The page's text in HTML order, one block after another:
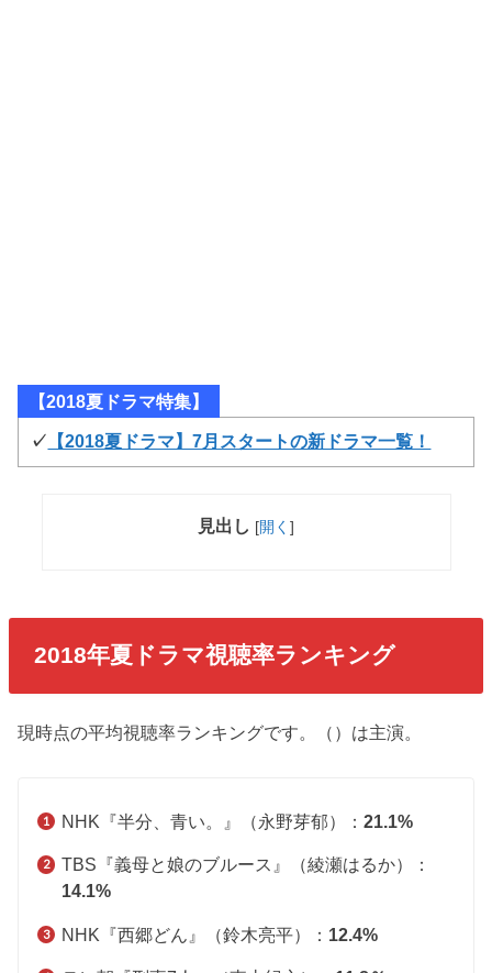
【2018夏ドラマ特集】
✓ 【2018夏ドラマ】7月スタートの新ドラマ一覧！
見出し [開く ]
2018年夏ドラマ視聴率ランキング
現時点の平均視聴率ランキングです。（）は主演。
NHK『半分、青い。』（永野芽郁）： 21.1%
TBS『義母と娘のブルース』（綾瀬はるか）：
14.1%
NHK『西郷どん』（鈴木亮平）： 12.4%